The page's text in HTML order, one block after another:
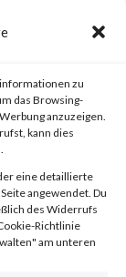
zu
das Browsing-
anzuzeigen.
kann dies
eine detaillierte
angewendet. Du
des Widerrufs
Richtlinie
am unteren